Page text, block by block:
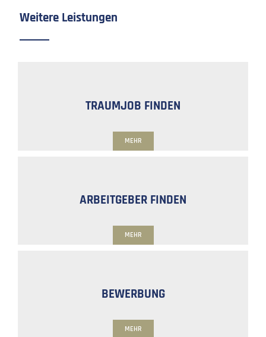
Weitere Leistungen
TRAUMJOB FINDEN
MEHR
ARBEITGEBER FINDEN
MEHR
BEWERBUNG
MEHR